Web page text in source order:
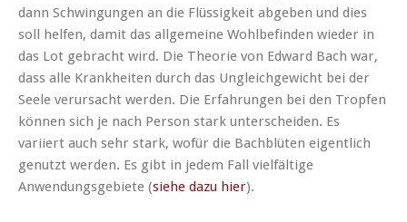
dann Schwingungen an die Flüssigkeit abgeben und dies
soll helfen, damit das allgemeine Wohlbefinden wieder in
das Lot gebracht wird. Die Theorie von Edward Bach war,
dass alle Krankheiten durch das Ungleichgewicht bei der
Seele verursacht werden. Die Erfahrungen bei den Tropfen
können sich je nach Person stark unterscheiden. Es
variiert auch sehr stark, wofür die Bachblüten eigentlich
genutzt werden. Es gibt in jedem Fall vielfältige
Anwendungsgebiete (siehe dazu hier).